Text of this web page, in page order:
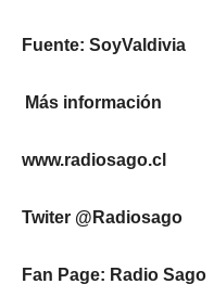
Fuente: SoyValdivia
Más información
www.radiosago.cl
Twiter @Radiosago
Fan Page: Radio Sago